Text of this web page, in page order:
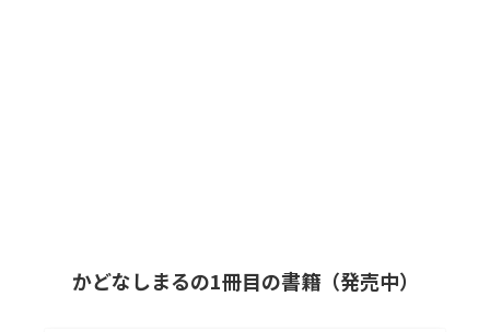
かどなしまるの1冊目の書籍（発売中）